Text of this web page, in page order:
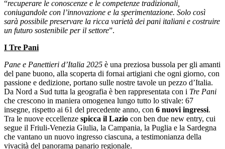
“recuperare le conoscenze e le competenze tradizionali,
coniugandole con l’innovazione e la sperimentazione. Solo così
sarà possibile preservare la ricca varietà dei pani italiani e costruire
un futuro sostenibile per il settore”.
I Tre Pani
Pane e Panettieri d’Italia 2025 è una preziosa bussola per gli amanti
del pane buono, alla scoperta di fornai artigiani che ogni giorno, con
passione e dedizione, portano sulle nostre tavole un pezzo d’Italia.
Da Nord a Sud tutta la geografia è ben rappresentata con i Tre Pani
che crescono in maniera omogenea lungo tutto lo stivale: 67
insegne, rispetto ai 61 del precedente anno, con 6 nuovi ingressi.
Tra le nuove eccellenze spicca il Lazio con ben due new entry, cui
segue il Friuli-Venezia Giulia, la Campania, la Puglia e la Sardegna
che vantano un nuovo ingresso ciascuna, a testimonianza della
vivacità del panorama panario regionale.